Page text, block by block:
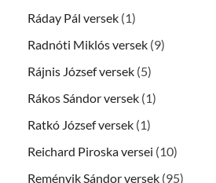
Ráday Pál versek (1)
Radnóti Miklós versek (9)
Rájnis József versek (5)
Rákos Sándor versek (1)
Ratkó József versek (1)
Reichard Piroska versei (10)
Reményik Sándor versek (95)